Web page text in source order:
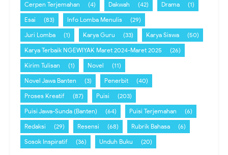
Cerpen Terjemahan
(4) Dakwah (42) Drama
(1)
Esai
(83) Info Lomba Menulis
(29)
Juri Lomba
(1) Karya Guru (33) Karya Siswa
(50)
Karya Terbaik NGEWIYAK Maret 2024-Maret 2025
(26)
Kirim Tulisan
(1) Novel
(11)
Novel Jawa Banten
(3) Penerbit
(40)
Proses Kreatif
(87) Puisi
(203)
Puisi Jawa-Sunda (Banten)
(64) Puisi Terjemahan
(6)
Redaksi
(29) Resensi (68) Rubrik Bahasa
(6)
Sosok Inspiratif
(36) Unduh Buku (20)